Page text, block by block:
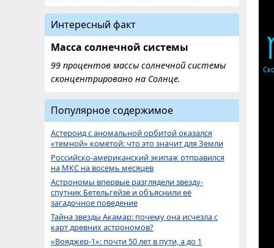
Интересный факт
Масса солнечной системы
99 процентов массы солнечной системы
сконцентрировано на Солнце.
Популярное содержимое
Астероид с аномальной орбитой оказался
«темной» кометой: что это значит для Земли
Российско-американский экипаж отправился
на МКС на восемь месяцев
Астрономы впервые разглядели звезду-
спутник Бетельгейзе и объяснили её
загадочное поведение
Тайна звезды Акамар: почему она исчезла с
карт древних астрономов?
«Вояджер-1»: почти 50 лет в пути, а до 1